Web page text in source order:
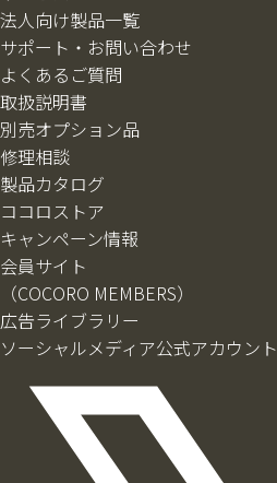
法人向け製品一覧
サポート・お問い合わせ
よくあるご質問
取扱説明書
別売オプション品
修理相談
製品カタログ
ココロストア
キャンペーン情報
会員サイト
（COCORO MEMBERS）
広告ライブラリー
ソーシャルメディア公式アカウント